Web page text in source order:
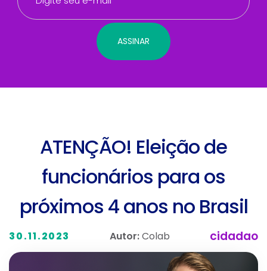
ATENÇÃO! Eleição de
funcionários para os
próximos 4 anos no Brasil
30.11.2023 Autor:Colab cidadao